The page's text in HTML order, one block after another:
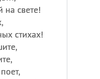
на свете!
стихах!